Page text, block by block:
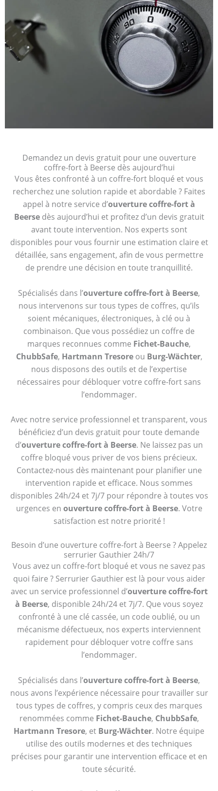
Demandez un devis gratuit pour une ouverture
coffre-fort à Beerse dès aujourd’hui
Vous êtes confronté à un coffre-fort bloqué et vous
recherchez une solution rapide et abordable ? Faites
appel à notre service d’ouverture coffre-fort à
Beersedès aujourd’hui et profitez d’un devis gratuit
avant toute intervention. Nos experts sont
disponibles pour vous fournir une estimation claire et
détaillée, sans engagement, afin de vous permettre
de prendre une décision en toute tranquillité.
Spécialisés dans l’ouverture coffre-fort à Beerse,
nous intervenons sur tous types de coffres, qu’ils
soient mécaniques, électroniques, à clé ou à
combinaison. Que vous possédiez un coffre de
marques reconnues comme Fichet-Bauche,
ChubbSafe, Hartmann Tresoreou Burg-Wächter,
nous disposons des outils et de l’expertise
nécessaires pour débloquer votre coffre-fort sans
l’endommager.
Avec notre service professionnel et transparent, vous
bénéficiez d’un devis gratuit pour toute demande
d’ouverture coffre-fort à Beerse. Ne laissez pas un
coffre bloqué vous priver de vos biens précieux.
Contactez-nous dès maintenant pour planifier une
intervention rapide et efficace. Nous sommes
disponibles 24h/24 et 7j/7 pour répondre à toutes vos
urgences en ouverture coffre-fort à Beerse. Votre
satisfaction est notre priorité !
Besoin d’une ouverture coffre-fort à Beerse ? Appelez
serrurier Gauthier 24h/7
Vous avez un coffre-fort bloqué et vous ne savez pas
quoi faire ? Serrurier Gauthier est là pour vous aider
avec un service professionnel d’ouverture coffre-fort
à Beerse, disponible 24h/24 et 7j/7. Que vous soyez
confronté à une clé cassée, un code oublié, ou un
mécanisme défectueux, nos experts interviennent
rapidement pour débloquer votre coffre sans
l’endommager.
Spécialisés dans l’ouverture coffre-fort à Beerse,
nous avons l’expérience nécessaire pour travailler sur
tous types de coffres, y compris ceux des marques
renommées comme Fichet-Bauche, ChubbSafe,
Hartmann Tresore, et Burg-Wächter. Notre équipe
utilise des outils modernes et des techniques
précises pour garantir une intervention efficace et en
toute sécurité.